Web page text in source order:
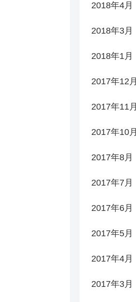
2018年4月
2018年3月
2018年1月
2017年12月
2017年11月
2017年10月
2017年8月
2017年7月
2017年6月
2017年5月
2017年4月
2017年3月